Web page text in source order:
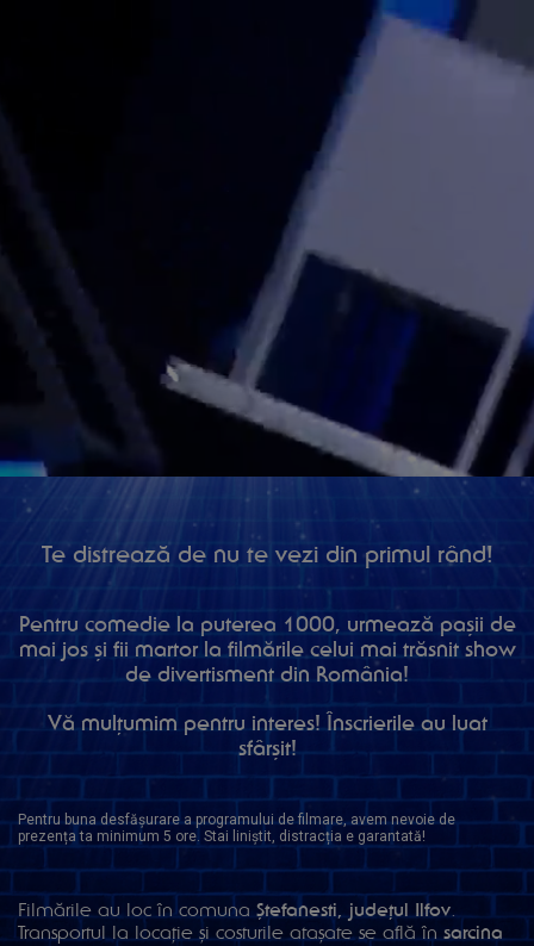
Te distrează de nu te vezi din primul rând!
Pentru comedie la puterea 1000, urmează pașii de
mai jos și fii martor la filmările celui mai trăsnit show
de divertisment din România!
Vă mulțumim pentru interes! Înscrierile au luat
sfârșit!
Pentru buna desfășurare a programului de filmare, avem nevoie de
prezența ta minimum 5 ore. Stai liniștit, distracția e garantată!
Filmările au loc în comunaȘtefanesti, județul Ilfov.
Transportul la locație și costurile atașate se află însarcina